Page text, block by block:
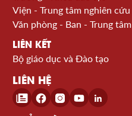
Viện - Trung tâm nghiên cứu
Văn phòng - Ban - Trung tâm
LIÊN KẾT
Bộ giáo dục và Đào tạo
LIÊN HỆ